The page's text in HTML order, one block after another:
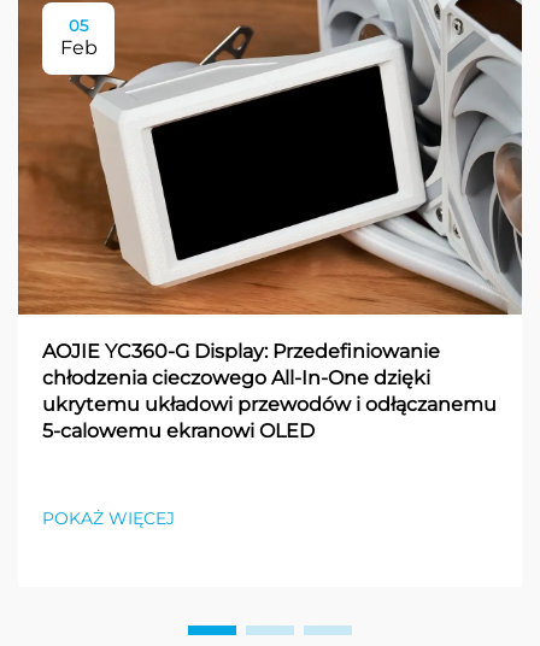
05
Feb
AOJIE YC360-G Display: Przedefiniowanie
chłodzenia cieczowego All-In-One dzięki
ukrytemu układowi przewodów i odłączanemu
5-calowemu ekranowi OLED
POKAŻ WIĘCEJ